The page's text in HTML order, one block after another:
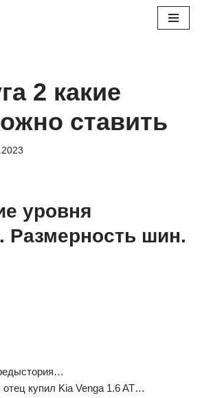
2 какие
ставить
уровня
Размерность шин.
купил Kia Venga 1.6 AT…